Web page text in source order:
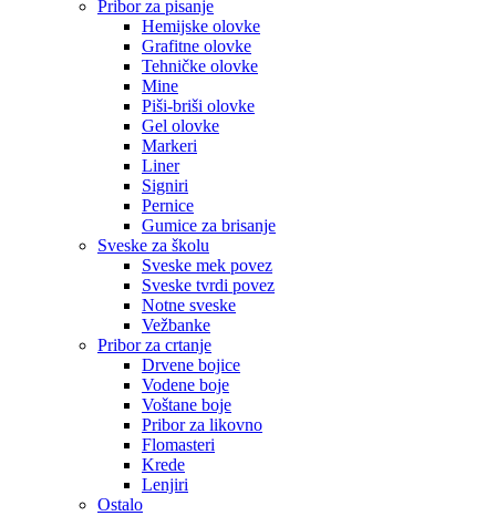
Pribor za pisanje
Hemijske olovke
Grafitne olovke
Tehničke olovke
Mine
Piši-briši olovke
Gel olovke
Markeri
Liner
Signiri
Pernice
Gumice za brisanje
Sveske za školu
Sveske mek povez
Sveske tvrdi povez
Notne sveske
Vežbanke
Pribor za crtanje
Drvene bojice
Vodene boje
Voštane boje
Pribor za likovno
Flomasteri
Krede
Lenjiri
Ostalo